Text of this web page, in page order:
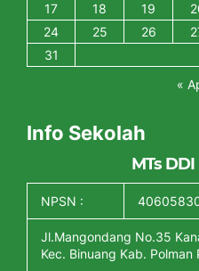
17
18 19
24
25 26
31
«
Info Sekolah
MTs
NPSN :
Jl.Mangondang No.35
Kec. Binuang Kab. Polman